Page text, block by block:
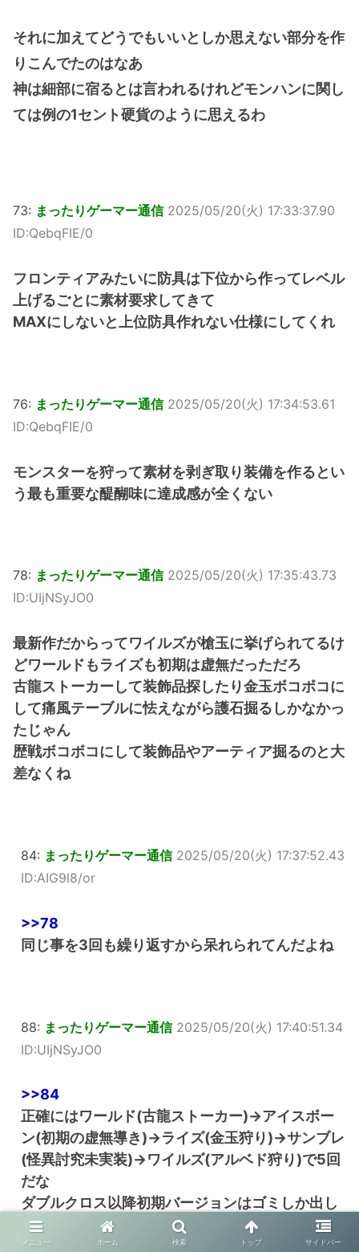
それに加えてどうでもいいとしか思えない部分を作
りこんでたのはなあ
神は細部に宿るとは言われるけれどモンハンに関し
ては例の1セント硬貨のように思えるわ
73: まったりゲーマー通信 2025/05/20(火) 17:33:37.90
ID:QebqFIE/0
フロンティアみたいに防具は下位から作ってレベル
上げるごとに素材要求してきて
MAXにしないと上位防具作れない仕様にしてくれ
76: まったりゲーマー通信 2025/05/20(火) 17:34:53.61
ID:QebqFIE/0
モンスターを狩って素材を剥ぎ取り装備を作るとい
う最も重要な醍醐味に達成感が全くない
78: まったりゲーマー通信 2025/05/20(火) 17:35:43.73
ID:UIjNSyJO0
最新作だからってワイルズが槍玉に挙げられてるけ
どワールドもライズも初期は虚無だっただろ
古龍ストーカーして装飾品探したり金玉ボコボコに
して痛風テーブルに怯えながら護石掘るしかなかっ
たじゃん
歴戦ボコボコにして装飾品やアーティア掘るのと大
差なくね
84: まったりゲーマー通信 2025/05/20(火) 17:37:52.43
ID:AIG9l8/or
>>78
同じ事を3回も繰り返すから呆れられてんだよね
88: まったりゲーマー通信 2025/05/20(火) 17:40:51.34
ID:UIjNSyJO0
>>84
正確にはワールド(古龍ストーカー)→アイスボー
ン(初期の虚無導き)→ライズ(金玉狩り)→サンブレ
(怪異討究未実装)→ワイルズ(アルベド狩り)で5回
だな
ダブルクロス以降初期バージョンはゴミしか出し
てないよ
メニュー ホーム 検索 トップ サイドバー